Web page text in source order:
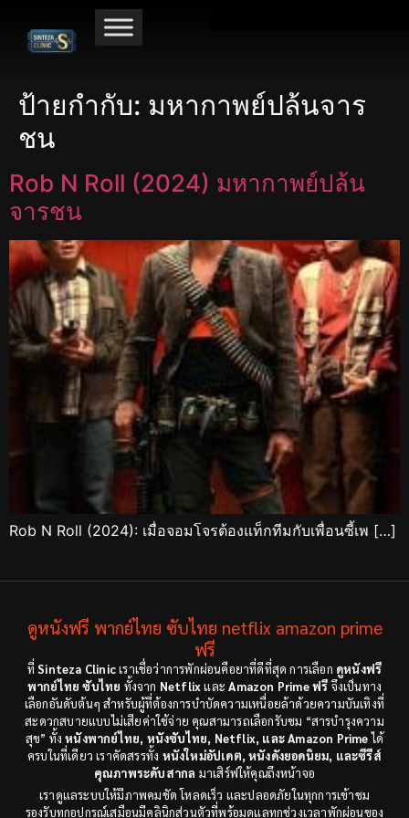
ป้ายกำกับ: มหากาพย์ปล้นจาร
ชน
Rob N Roll (2024) มหากาพย์ปล้น
จารชน
Rob N Roll (2024): เมื่อจอมโจรต้องแท็กทีมกับเพื่อนซี้เพ […]
ดูหนังฟรี พากย์ไทย ซับไทย netflix amazon prime
ฟรี
ที่Sinteza Clinicเราเชื่อว่าการพักผ่อนคือยาที่ดีที่สุด การเลือก ดูหนังฟรี
พากย์ไทย ซับไทย ทั้งจาก NetflixและAmazon Prime ฟรี จึงเป็นทาง
เลือกอันดับต้นๆ สำหรับผู้ที่ต้องการบำบัดความเหนื่อยล้าด้วยความบันเทิงที่
สะดวกสบายแบบไม่เสียค่าใช้จ่าย คุณสามารถเลือกรับชม “สารบำรุงความ
สุข” ทั้งหนังพากย์ไทย, หนังซับไทย, Netflix, และ Amazon Primeได้
ครบในที่เดียว เราคัดสรรทั้ง หนังใหม่อัปเดต, หนังดังยอดนิยม, และซีรีส์
คุณภาพระดับสากล มาเสิร์ฟให้คุณถึงหน้าจอ
เราดูแลระบบให้มีภาพคมชัด โหลดเร็ว และปลอดภัยในทุกการเข้าชม
รองรับทุกอุปกรณ์เสมือนมีคลินิกส่วนตัวที่พร้อมดูแลทุกช่วงเวลาพักผ่อนของ